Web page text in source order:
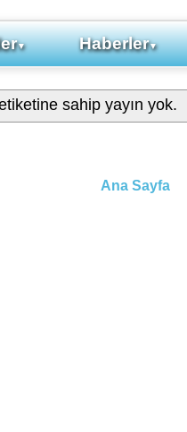
▼ Haberler▼
sahip yayın yok.
Ana Sayfa